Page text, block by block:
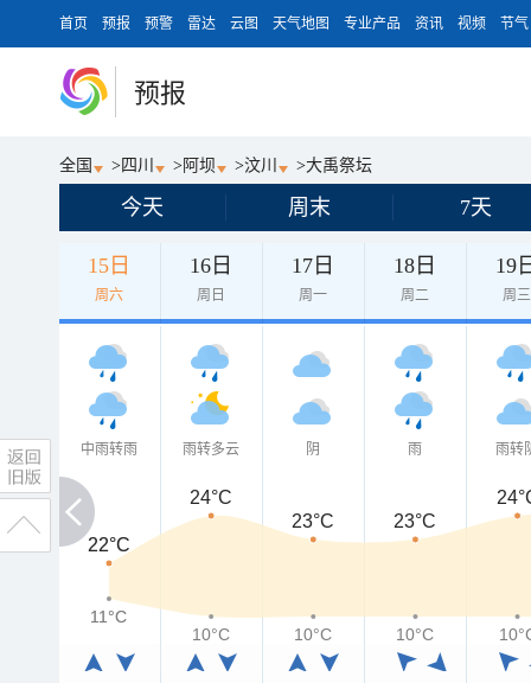
首页 预报 预警 雷达 云图 天气地图 专业产品 资讯 视频 节气
预报
全国 > 四川 > 阿坝 >汶川 >大禹祭坛
今天 周末 7天
15日
周六
16日
周日
17日
周一
18日
周二
19
周三
中雨转雨 雨转多云 阴 雨 雨转
22°C
22°C
24°C
23°C
23°C
11°C
11°C
10°C
10°C 10°C